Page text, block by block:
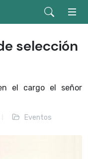
selección
el cargo el señor
Eventos